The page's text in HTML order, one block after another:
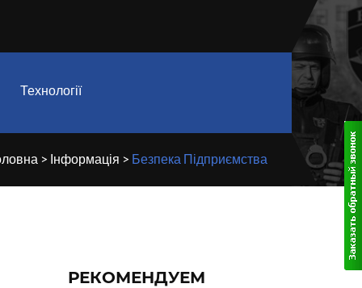
Барс -
Технології
> Інформація > Безпека Підприємства
РЕКОМЕНДУЕМ